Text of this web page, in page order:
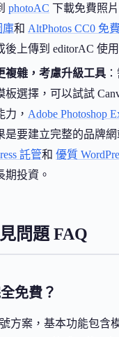
photoAC 下載免費照
庫和 AltPhotos CC0 免
上傳到 editorAC 使用
複雜，考慮升級工具
板選擇，可以試試
力， Adobe Photoshop
是要建立完整的品牌
託管和 優質
期投資。
問題 FAQ
免費？
方案，基本功能包含